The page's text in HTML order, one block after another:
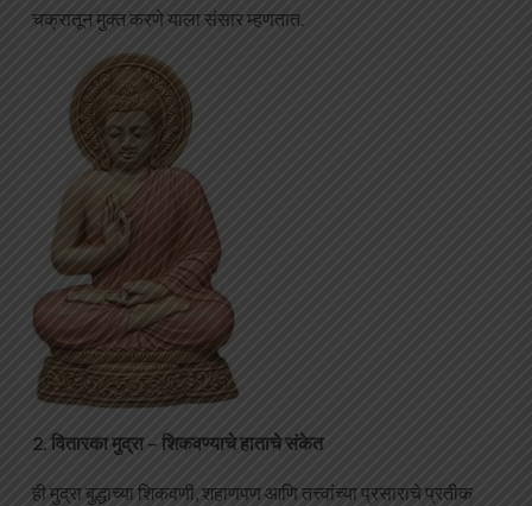
चक्रातून मुक्त करणे याला संसार म्हणतात.
2. वितारका मुद्रा – शिकवण्याचे हाताचे संकेत
ही मुद्रा बुद्धाच्या शिकवणी, शहाणपण आणि तत्त्वांच्या प्रसाराचे प्रतीक